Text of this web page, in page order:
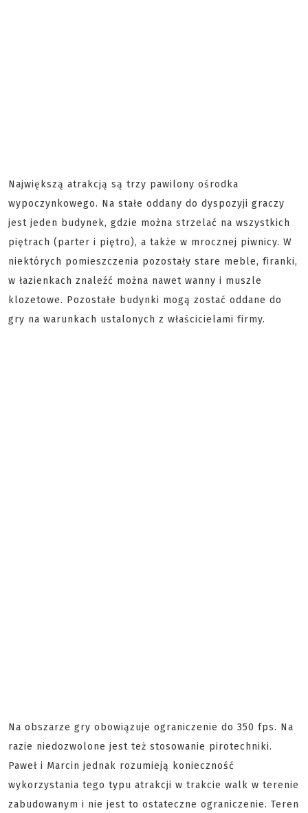
Największą atrakcją są trzy pawilony ośrodka
wypoczynkowego. Na stałe oddany do dyspozyji graczy
jest jeden budynek, gdzie można strzelać na wszystkich
piętrach (parter i piętro), a także w mrocznej piwnicy. W
niektórych pomieszczenia pozostały stare meble, firanki,
w łazienkach znaleźć można nawet wanny i muszle
klozetowe. Pozostałe budynki mogą zostać oddane do
gry na warunkach ustalonych z właścicielami firmy.
Na obszarze gry obowiązuje ograniczenie do 350 fps. Na
razie niedozwolone jest też stosowanie pirotechniki.
Paweł i Marcin jednak rozumieją konieczność
wykorzystania tego typu atrakcji w trakcie walk w terenie
zabudowanym i nie jest to ostateczne ograniczenie. Teren